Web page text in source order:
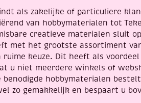
als zakelijke of particuliere
van hobbymaterialen tot
creatieve materialen sluit
met het grootste assortiment
ruime keuze. Dit heeft als
u niet meerdere winkels of
benodigde hobbymaterialen
zo gemakkelijk en bespaart u